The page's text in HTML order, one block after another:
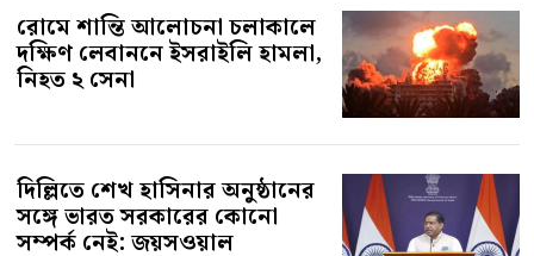
রোমে শান্তি আলোচনা চলাকালে
দক্ষিণ লেবাননে ইসরাইলি হামলা,
নিহত ২ সেনা
দিল্লিতে শেখ হাসিনার অনুষ্ঠানের
সঙ্গে ভারত সরকারের কোনো
সম্পর্ক নেই: জয়সওয়াল